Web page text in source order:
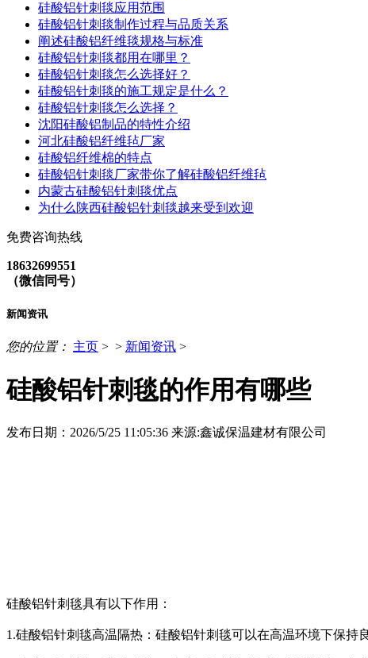
硅酸铝针刺毯应用范围
硅酸铝针刺毯制作过程与品质关系
阐述硅酸铝纤维毯规格与标准
硅酸铝针刺毯都用在哪里？
硅酸铝针刺毯怎么选择好？
硅酸铝针刺毯的施工规定是什么？
硅酸铝针刺毯怎么选择？
沈阳硅酸铝制品的特性介绍
河北硅酸铝纤维毡厂家
硅酸铝纤维棉的特点
硅酸铝针刺毯厂家带你了解硅酸铝纤维毡
内蒙古硅酸铝针刺毯优点
为什么陕西硅酸铝针刺毯越来受到欢迎
免费咨询热线
18632699551
（微信同号）
新闻资讯
您的位置： 主页 > > 新闻资讯 >
硅酸铝针刺毯的作用有哪些
发布日期：2026/5/25 11:05:36 来源:鑫诚保温建材有限公司
硅酸铝针刺毯具有以下作用：
1.硅酸铝针刺毯高温隔热：硅酸铝针刺毯可以在高温环境下保持